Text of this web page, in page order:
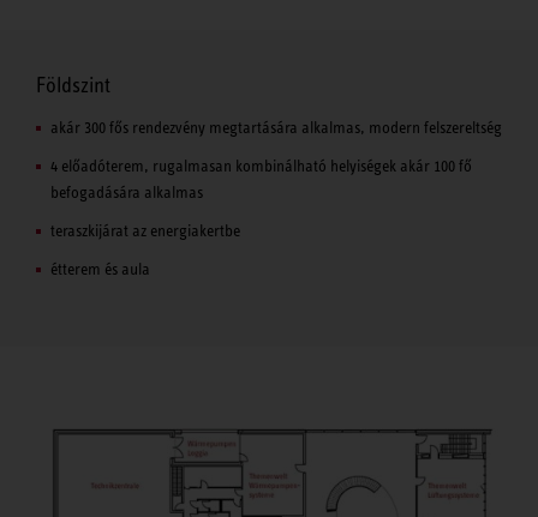
Földszint
akár 300 fős rendezvény megtartására alkalmas, modern felszereltség
4 előadóterem, rugalmasan kombinálható helyiségek akár 100 fő
befogadására alkalmas
teraszkijárat az energiakertbe
étterem és aula